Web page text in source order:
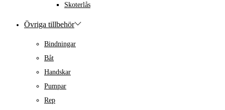
Skoterlås
Övriga tillbehör
Bindningar
Båt
Handskar
Pumpar
Rep